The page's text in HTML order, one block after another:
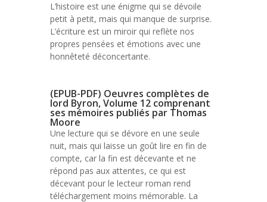
L’histoire est une énigme qui se dévoile
petit à petit, mais qui manque de surprise.
L’écriture est un miroir qui reflète nos
propres pensées et émotions avec une
honnêteté déconcertante.
(EPUB-PDF) Oeuvres complètes de
lord Byron, Volume 12 comprenant
ses mémoires publiés par Thomas
Moore
Une lecture qui se dévore en une seule
nuit, mais qui laisse un goût lire en fin de
compte, car la fin est décevante et ne
répond pas aux attentes, ce qui est
décevant pour le lecteur roman rend
téléchargement moins mémorable. La